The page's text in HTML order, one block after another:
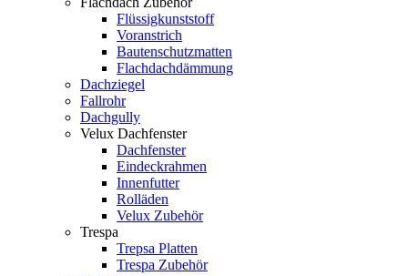
Flüssigkunststoff
Voranstrich
Bautenschutzmatten
Flachdachdämmung
Dachziegel
Fallrohr
Dachgully
Velux Dachfenster
Dachfenster
Eindeckrahmen
Innenfutter
Rolläden
Velux Zubehör
Trespa
Trepsa Platten
Trespa Zubehör